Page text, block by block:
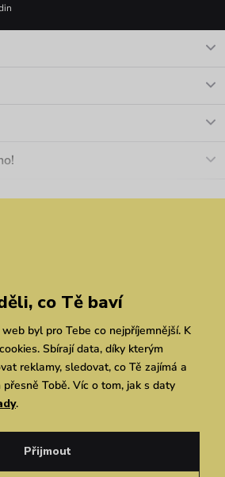
Chrudim
údajů
Simplia.cz
co Tě baví
byl pro Tebe co nejpříjemnější. K
Sbírají data, díky kterým
reklamy, sledovat, co Tě zajímá a
Tobě. Víc o tom, jak s daty
.
Přijmout